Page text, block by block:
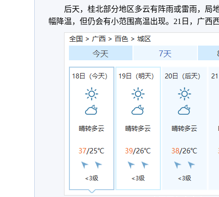
后天，桂北部分地区多云有阵雨或雷雨，局
幅降温，但仍会有小范围高温出现。21日，广西